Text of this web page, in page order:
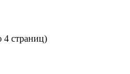
4 страниц)